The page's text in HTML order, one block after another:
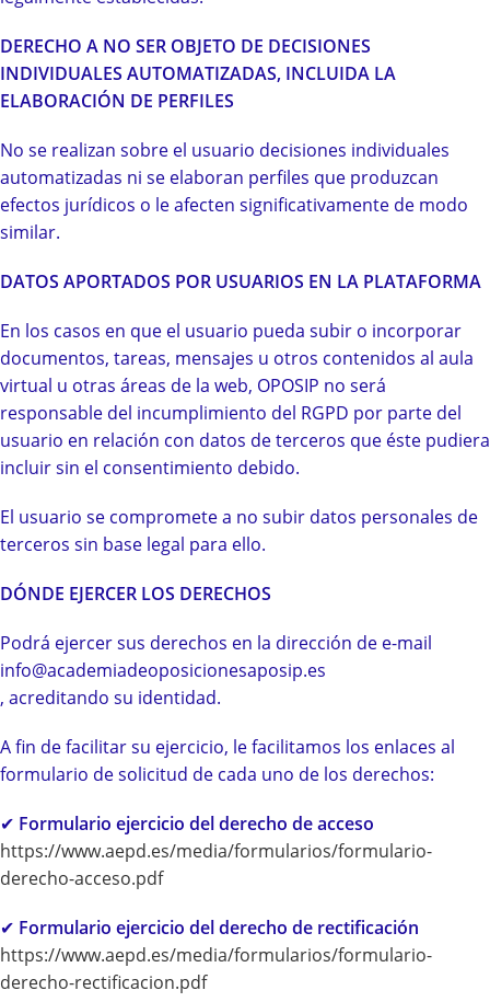
DERECHO A NO SER OBJETO DE DECISIONES
INDIVIDUALES AUTOMATIZADAS, INCLUIDA LA
ELABORACIÓN DE PERFILES
No se realizan sobre el usuario decisiones individuales
automatizadas ni se elaboran perfiles que produzcan
efectos jurídicos o le afecten significativamente de modo
similar.
DATOS APORTADOS POR USUARIOS EN LA PLATAFORMA
En los casos en que el usuario pueda subir o incorporar
documentos, tareas, mensajes u otros contenidos al aula
virtual u otras áreas de la web, OPOSIP no será
responsable del incumplimiento del RGPD por parte del
usuario en relación con datos de terceros que éste pudiera
incluir sin el consentimiento debido.
El usuario se compromete a no subir datos personales de
terceros sin base legal para ello.
DÓNDE EJERCER LOS DERECHOS
Podrá ejercer sus derechos en la dirección de e-mail
info@academiadeoposicionesaposip.es
, acreditando su identidad.
A fin de facilitar su ejercicio, le facilitamos los enlaces al
formulario de solicitud de cada uno de los derechos:
✔ Formulario ejercicio del derecho de acceso
https://www.aepd.es/media/formularios/formulario-
derecho-acceso.pdf
✔ Formulario ejercicio del derecho de rectificación
https://www.aepd.es/media/formularios/formulario-
derecho-rectificacion.pdf